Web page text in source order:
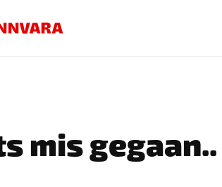
mis gegaan..